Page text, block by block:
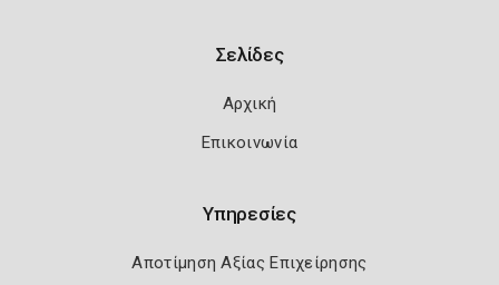
Σελίδες
Αρχική
Επικοινωνία
Υπηρεσίες
Αποτίμηση Αξίας Επιχείρησης